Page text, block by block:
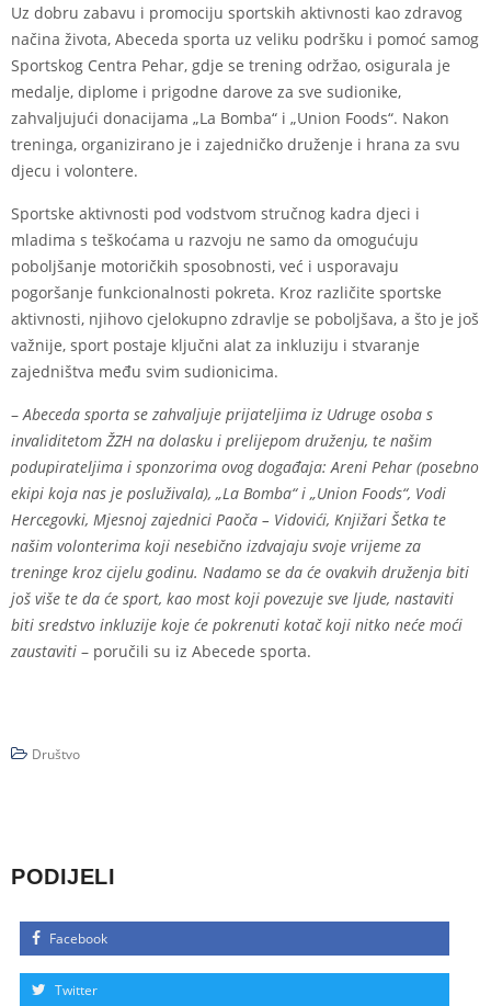
Uz dobru zabavu i promociju sportskih aktivnosti kao zdravog
načina života, Abeceda sporta uz veliku podršku i pomoć samog
Sportskog Centra Pehar, gdje se trening održao, osigurala je
medalje, diplome i prigodne darove za sve sudionike,
zahvaljujući donacijama „La Bomba“ i „Union Foods“. Nakon
treninga, organizirano je i zajedničko druženje i hrana za svu
djecu i volontere.
Sportske aktivnosti pod vodstvom stručnog kadra djeci i
mladima s teškoćama u razvoju ne samo da omogućuju
poboljšanje motoričkih sposobnosti, već i usporavaju
pogoršanje funkcionalnosti pokreta. Kroz različite sportske
aktivnosti, njihovo cjelokupno zdravlje se poboljšava, a što je još
važnije, sport postaje ključni alat za inkluziju i stvaranje
zajedništva među svim sudionicima.
–Abeceda sporta se zahvaljuje prijateljima iz Udruge osoba s
invaliditetom ŽZH na dolasku i prelijepom druženju, te našim
podupirateljima i sponzorima ovog događaja: Areni Pehar (posebno
ekipi koja nas je posluživala), „La Bomba“ i „Union Foods“, Vodi
Hercegovki, Mjesnoj zajednici Paoča – Vidovići, Knjižari Šetka te
našim volonterima koji nesebično izdvajaju svoje vrijeme za
treninge kroz cijelu godinu. Nadamo se da će ovakvih druženja biti
još više te da će sport, kao most koji povezuje sve ljude, nastaviti
biti sredstvo inkluzije koje će pokrenuti kotač koji nitko neće moći
zaustaviti – poručili su iz Abecede sporta.
Društvo
PODIJELI
Facebook
Twitter